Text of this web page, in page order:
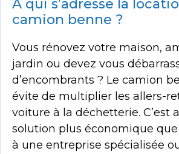
A qui s’adresse la
camion benne ?
Vous rénovez votre maison,
jardin ou devez vous
d’encombrants ? Le camion
évite de multiplier les allers-
voiture à la déchetterie. C’est
solution plus économique que
à une entreprise spécialisée